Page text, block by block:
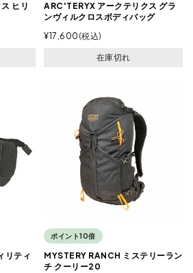
ヒリ
ARC'TERYX アークテリクス グラ
ンヴィルクロスボディバッグ
¥17,600 税込
在庫切れ
リティ
ポイント10倍
MYSTERY RANCH ミステリーラン
チ クーリー20